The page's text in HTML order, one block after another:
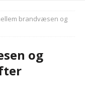
brandvæsen og
og